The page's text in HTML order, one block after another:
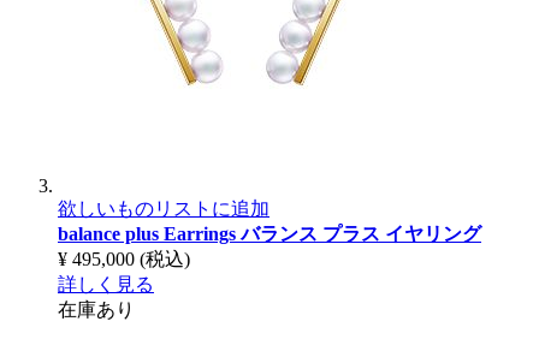
欲しいものリストに追加
balance plus Earringsバランス プラス イヤリング
¥ 495,000 (税込)
詳しく見る
在庫あり